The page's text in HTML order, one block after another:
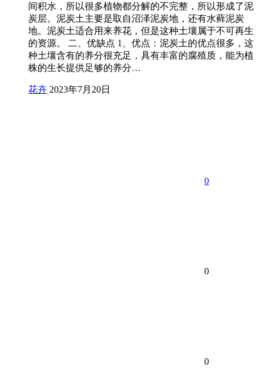
间积水，所以很多植物都分解的不完整，所以形成了泥
炭层。泥炭土主要是取自沼泽泥炭地，还有水藓泥炭
地。泥炭土适合用来养花，但是这种土壤属于不可再生
的资源。 二、优缺点 1、优点：泥炭土的优点很多，这
种土壤含有的养分很充足，具有丰富的腐殖质，能为植
株的生长提供足够的养分…
花卉 2023年7月20日
0
0
0